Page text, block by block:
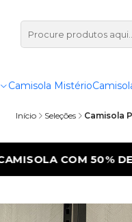
Camisola Mistério
Início Seleções Camisola
LEVA A 2ª